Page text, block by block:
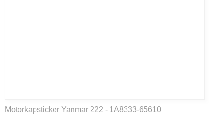
Motorkapsticker Yanmar 222 - 1A8333-65610